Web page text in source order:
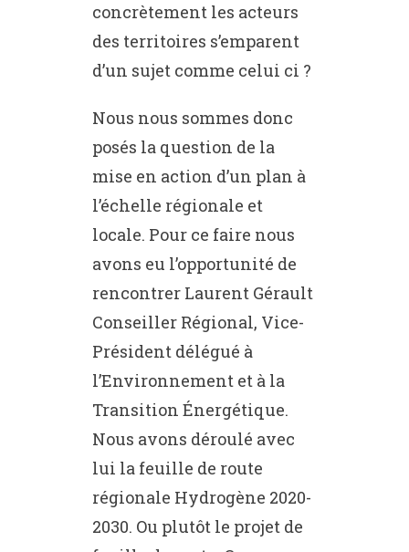
concrètement les acteurs
des territoires s’emparent
d’un sujet comme celui ci ?
Nous nous sommes donc
posés la question de la
mise en action d’un plan à
l’échelle régionale et
locale. Pour ce faire nous
avons eu l’opportunité de
rencontrer Laurent Gérault
Conseiller Régional, Vice-
Président délégué à
l’Environnement et à la
Transition Énergétique.
Nous avons déroulé avec
lui la feuille de route
régionale Hydrogène 2020-
2030. Ou plutôt le projet de